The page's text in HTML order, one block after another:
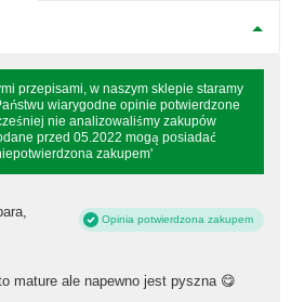
przepisami, w naszym sklepie staramy
wiarygodne opinie potwierdzone
nie analizowaliśmy zakupów
przed 05.2022 mogą posiadać
zakupem'
Opinia potwierdzona zakupem
mature ale napewno jest pyszna 😋